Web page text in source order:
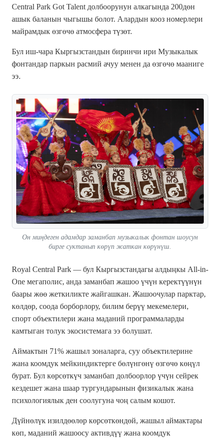
Central Park Got Talent долбоорунун алкагында 200дөн
ашык баланын чыгышы болот. Алардын кооз номерлери
майрамдык өзгөчө атмосфера түзөт.
Бул иш-чара Кыргызстандын биринчи ири Музыкалык
фонтандар паркын расмий ачуу менен да өзгөчө мааниге
ээ.
Он миңдеген адамдар заманбап музыкалык фонтан шоусун
бирге суктанып көрүп жаткан көрүнүш.
Royal Central Park — бул Кыргызстандагы алдыңкы All-in-
One мегаполис, анда заманбап жашоо үчүн керектүүнүн
баары жөө жеткиликте жайгашкан. Жашоочулар парктар,
көлдөр, соода борборлору, билим берүү мекемелери,
спорт объектилери жана маданий программаларды
камтыган толук экосистемага ээ болушат.
Аймактын 71% жашыл зоналарга, суу объектилерине
жана коомдук мейкиндиктерге бөлүнгөнү өзгөчө көңүл
бурат. Бул көрсөткүч заманбап долбоорлор үчүн сейрек
кездешет жана шаар тургундарынын физикалык жана
психологиялык ден соолугуна чоң салым кошот.
Дүйнөлүк изилдөөлөр көрсөткөндөй, жашыл аймактары
көп, маданий жашоосу активдүү жана коомдук